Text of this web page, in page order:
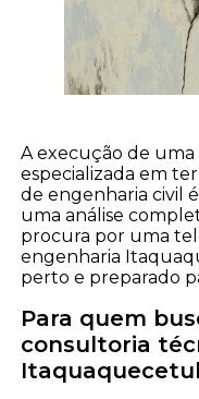
A execução de
especializada em
de engenharia civil
uma análise
procura por uma
engenharia
perto e preparado
Para quem
consultoria